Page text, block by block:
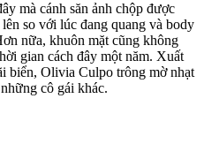
mà cánh săn ảnh chộp được
so với lúc đang quang và body
nữa, khuôn mặt cũng không
gian cách đây một năm. Xuất
biển, Olivia Culpo trông mờ nhạt
cô gái khác.